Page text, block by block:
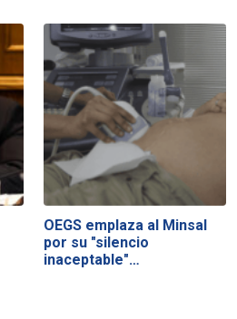
OEGS emplaza al Minsal
por su "silencio
inaceptable"…